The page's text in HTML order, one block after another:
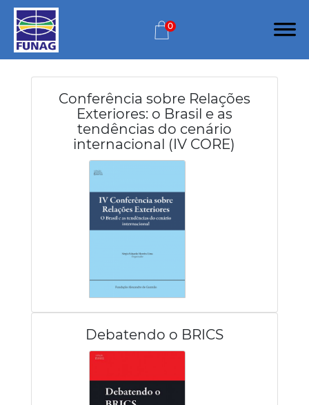
0
Conferência sobre Relações
Exteriores: o Brasil e as
tendências do cenário
internacional (IV CORE)
Debatendo o BRICS